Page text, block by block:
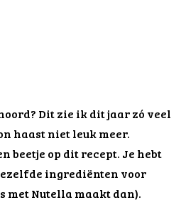
Dit zie ik dit jaar zó veel
haast niet leuk meer.
beetje op dit recept. Je hebt
ingrediënten voor
met Nutella maakt dan).